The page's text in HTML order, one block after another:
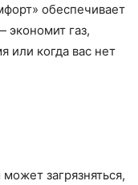
обеспечивает
экономит газ,
или когда вас нет
загрязняться,